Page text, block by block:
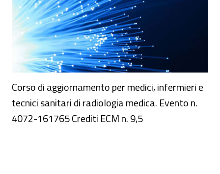
Corso di aggiornamento per medici, infermieri e
tecnici sanitari di radiologia medica. Evento n.
4072-161765 Crediti ECM n. 9,5